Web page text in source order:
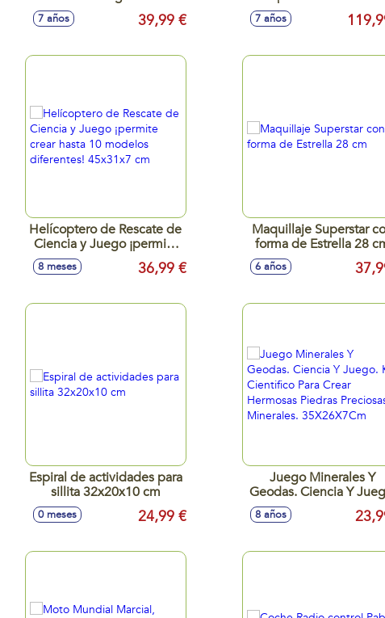
Forma Sencilla Y Divertida.
Con Embudo, Pinzas,
Precisión…
7 años 39,99 €
tiempo real. 3 modos
juego 28 actividades.
7 años
Helícoptero de Rescate de
Ciencia y Juego ¡permite
crear hasta 10 modelos
diferentes! 45x31x7 cm
8 meses 36,99 €
Maquillaje Superstar
forma de Estrella 28
6 años
Espiral de actividades para
sillita 32x20x10 cm
0 meses 24,99 €
Juego Minerales Y
Geodas. Ciencia Y
Kit Cientifico Para
Hermosas Piedras
35X26X7Cm
8 años